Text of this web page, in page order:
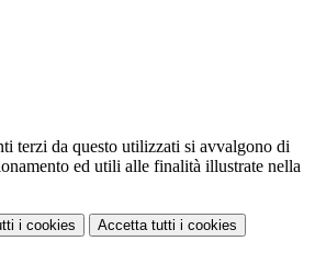
terzi da questo utilizzati si avvalgono di
ed utili alle finalità illustrate nella
i cookies Accetta tutti i cookies